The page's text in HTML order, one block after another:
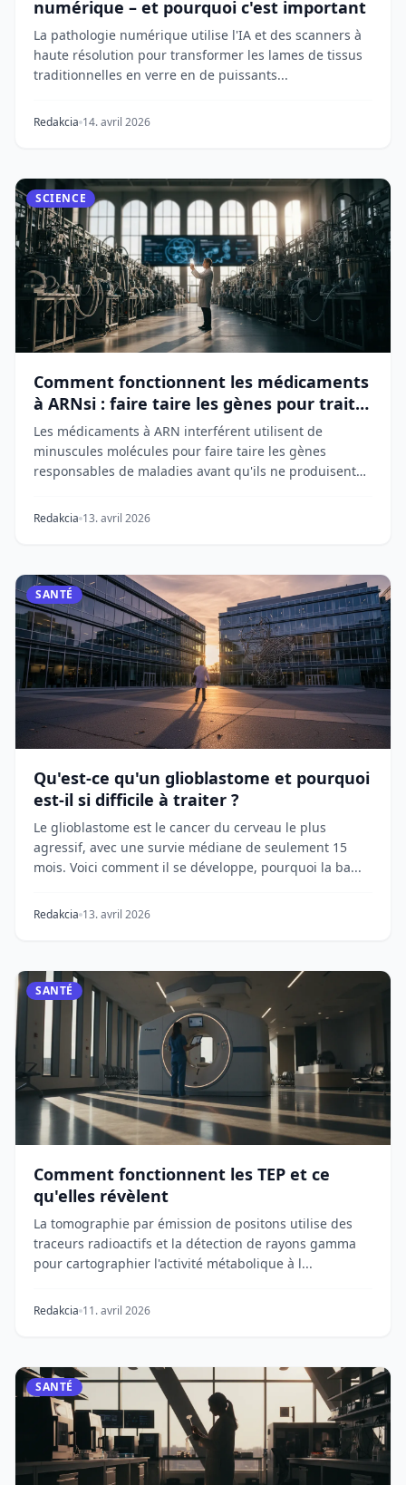
numérique – et pourquoi c'est important
La pathologie numérique utilise l'IA et des scanners à
haute résolution pour transformer les lames de tissus
traditionnelles en verre en de puissants...
Redakcia 14. avril 2026
SCIENCE
Comment fonctionnent les médicaments
à ARNsi : faire taire les gènes pour traiter
les maladies
Les médicaments à ARN interférent utilisent de
minuscules molécules pour faire taire les gènes
responsables de maladies avant qu'ils ne produisent
Redakcia 13. avril 2026
SANTÉ
Qu'est-ce qu'un glioblastome et pourquoi
est-il si difficile à traiter ?
Le glioblastome est le cancer du cerveau le plus
agressif, avec une survie médiane de seulement 15
mois. Voici comment il se développe, pourquoi la ba...
Redakcia 13. avril 2026
SANTÉ
Comment fonctionnent les TEP et ce
qu'elles révèlent
La tomographie par émission de positons utilise des
traceurs radioactifs et la détection de rayons gamma
pour cartographier l'activité métabolique à l...
Redakcia 11. avril 2026
SANTÉ